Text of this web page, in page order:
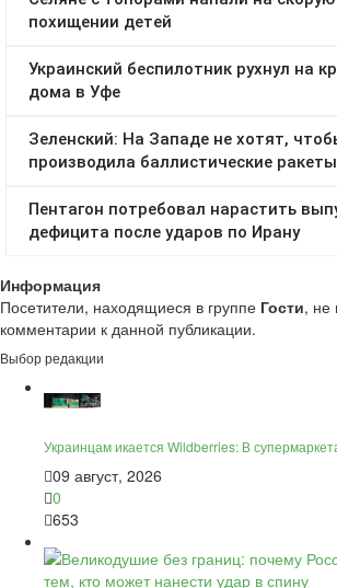
Информация
Посетители, находящиеся в группе Гости, не
комментарии к данной публикации.
Выбор редакции
Украинцам икается Wildberries: В
09 август, 2026
0
653